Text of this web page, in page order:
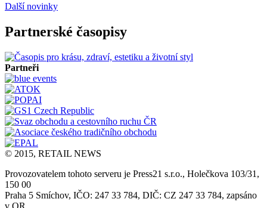
Další novinky
Partnerské časopisy
Partneři
© 2015, RETAIL NEWS
Provozovatelem tohoto serveru je Press21 s.r.o., Holečkova 103/31,
150 00
Praha 5 Smíchov, IČO: 247 33 784, DIČ: CZ 247 33 784, zapsáno
v OR